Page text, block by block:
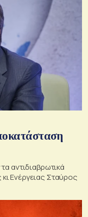
αντιδιαβρωτικά
Ενέργειας Σταύρος